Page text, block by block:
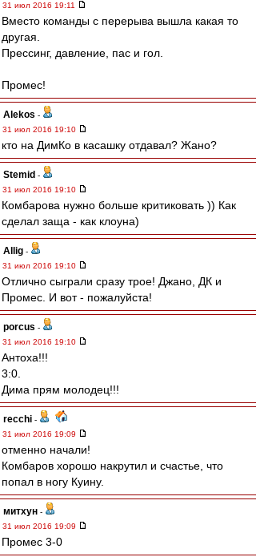
31 июл 2016 19:11
Вместо команды с перерыва вышла какая то
другая.
Прессинг, давление, пас и гол.
Промес!
Alekos -
31 июл 2016 19:10
кто на ДимКо в касашку отдавал? Жано?
Stemid -
31 июл 2016 19:10
Комбарова нужно больше критиковать )) Как
сделал заща - как клоуна)
Allig -
31 июл 2016 19:10
Отлично сыграли сразу трое! Джано, ДК и
Промес. И вот - пожалуйста!
porcus -
31 июл 2016 19:10
Антоха!!!
3:0.
Дима прям молодец!!!
recchi -
31 июл 2016 19:09
отменно начали!
Комбаров хорошо накрутил и счастье, что
попал в ногу Куину.
митхун -
31 июл 2016 19:09
Промес 3-0